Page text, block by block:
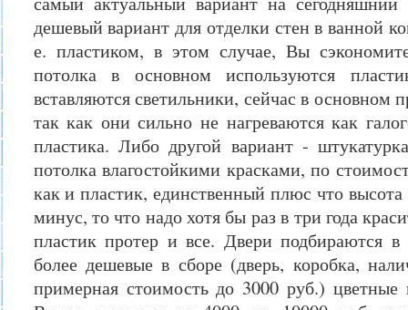
дешевый вариант для отделки стен в ванной
е. пластиком, в этом случае, Вы
потолка в основном используются
вставляются светильники, сейчас в основном
так как они сильно не нагреваются как
пластика. Либо другой вариант -
потолка влагостойкими красками, по
как и пластик, единственный плюс что высота
минус, то что надо хотя бы раз в три года
пластик протер и все. Двери
более дешевые в сборе (дверь, коробка,
примерная стоимость до 3000 руб.) цветные